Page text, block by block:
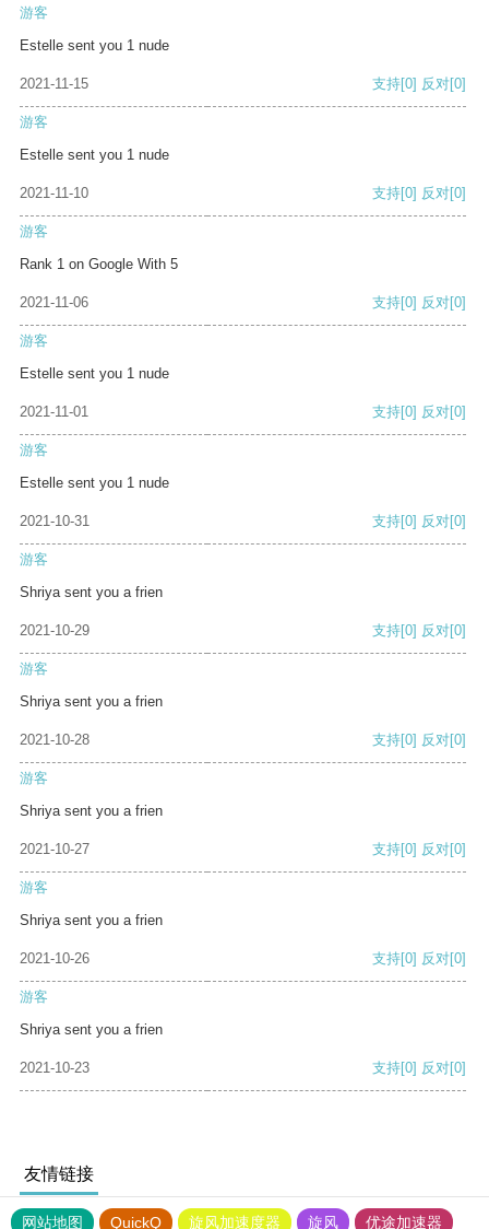
游客
Estelle sent you 1 nude
2021-11-15 支持[0] 反对[0]
游客
Estelle sent you 1 nude
2021-11-10 支持[0] 反对[0]
游客
Rank 1 on Google With 5
2021-11-06 支持[0] 反对[0]
游客
Estelle sent you 1 nude
2021-11-01 支持[0] 反对[0]
游客
Estelle sent you 1 nude
2021-10-31 支持[0] 反对[0]
游客
Shriya sent you a frien
2021-10-29 支持[0] 反对[0]
游客
Shriya sent you a frien
2021-10-28 支持[0] 反对[0]
游客
Shriya sent you a frien
2021-10-27 支持[0] 反对[0]
游客
Shriya sent you a frien
2021-10-26 支持[0] 反对[0]
游客
Shriya sent you a frien
2021-10-23 支持[0] 反对[0]
友情链接
网站地图 QuickQ 旋风加速度器 旋风 优途加速器